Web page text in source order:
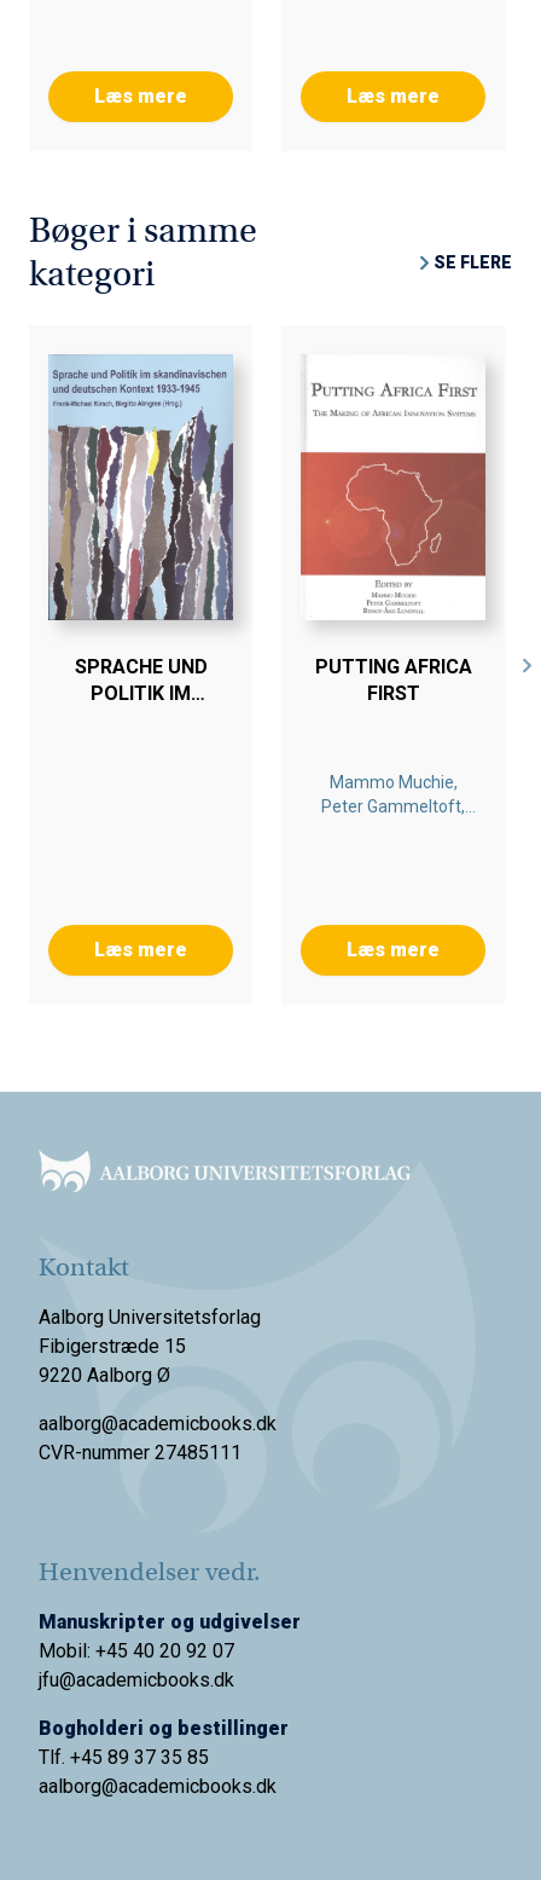
Læs mere Læs mere
Bøger i samme
kategori
SE FLERE
SPRACHE UND
POLITIK IM
Læs mere
PUTTING AFRICA
FIRST
Mammo Muchie,
Peter Gammeltoft,
Læs mere
Kontakt
Aalborg Universitetsforlag
Fibigerstræde 15
9220 Aalborg Ø
aalborg@academicbooks.dk
CVR-nummer 27485111
Henvendelser vedr.
Manuskripter og udgivelser
Mobil: +45 40 20 92 07
jfu@academicbooks.dk
Bogholderi og bestillinger
Tlf. +45 89 37 35 85
aalborg@academicbooks.dk